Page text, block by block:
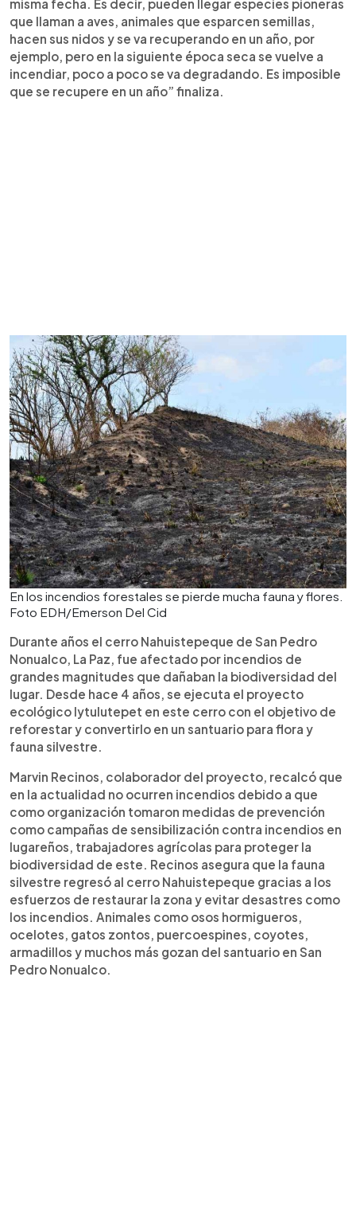
misma fecha. Es decir, pueden llegar especies pioneras
que llaman a aves, animales que esparcen semillas,
hacen sus nidos y se va recuperando en un año, por
ejemplo, pero en la siguiente época seca se vuelve a
incendiar, poco a poco se va degradando. Es imposible
que se recupere en un año” finaliza.
En los incendios forestales se pierde mucha fauna y flores.
Foto EDH/Emerson Del Cid
Durante años el cerro Nahuistepeque de San Pedro
Nonualco, La Paz, fue afectado por incendios de
grandes magnitudes que dañaban la biodiversidad del
lugar. Desde hace 4 años, se ejecuta el proyecto
ecológico Iytulutepet en este cerro con el objetivo de
reforestar y convertirlo en un santuario para flora y
fauna silvestre.
Marvin Recinos, colaborador del proyecto, recalcó que
en la actualidad no ocurren incendios debido a que
como organización tomaron medidas de prevención
como campañas de sensibilización contra incendios en
lugareños, trabajadores agrícolas para proteger la
biodiversidad de este. Recinos asegura que la fauna
silvestre regresó al cerro Nahuistepeque gracias a los
esfuerzos de restaurar la zona y evitar desastres como
los incendios. Animales como osos hormigueros,
ocelotes, gatos zontos, puercoespines, coyotes,
armadillos y muchos más gozan del santuario en San
Pedro Nonualco.